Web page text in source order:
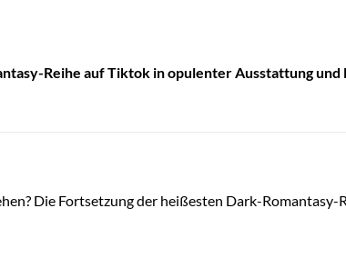
Reihe auf Tiktok in opulenter Ausstattung und
Die Fortsetzung der heißesten Dark-